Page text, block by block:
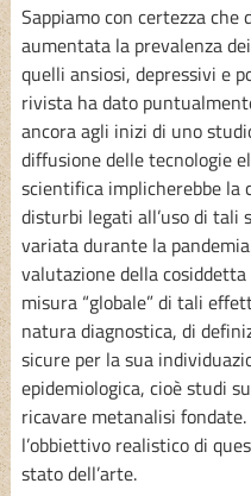
Sappiamo con certezza che
aumentata la prevalenza
quelli ansiosi, depressivi e
rivista ha dato
ancora agli inizi di uno
diffusione delle tecnologie
scientifica implicherebbe la
disturbi legati all’uso di tali
variata durante la
valutazione della
misura “globale” di tali
natura diagnostica, di
sicure per la sua
epidemiologica, cioè studi
ricavare metanalisi
l’obbiettivo realistico di
stato dell’arte.